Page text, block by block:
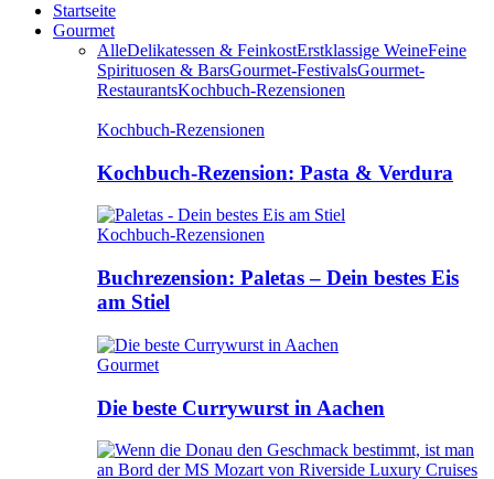
Startseite
Gourmet
AlleDelikatessen & FeinkostErstklassige WeineFeine
Spirituosen & BarsGourmet-FestivalsGourmet-
RestaurantsKochbuch-Rezensionen
Kochbuch-Rezensionen
Kochbuch-Rezension: Pasta & Verdura
Kochbuch-Rezensionen
Buchrezension: Paletas – Dein bestes Eis
am Stiel
Gourmet
Die beste Currywurst in Aachen